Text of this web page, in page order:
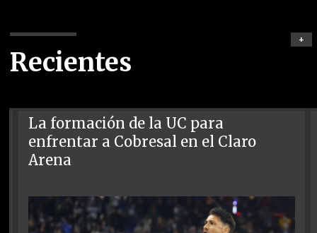
Recientes
+
La formación de la UC para
enfrentar a Cobresal en el Claro
Arena